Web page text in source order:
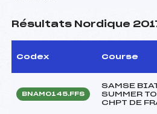
Résultats Nordique
Codex Course
BNAM0145.FFS
SAMSE
SUMMER
CHPT DE